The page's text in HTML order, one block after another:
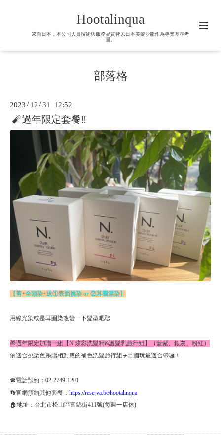
Hootalinqua
來自日本，本公司人員技術與服務品質皆以日本美髮沙龍作為專業基準考
量。
部落格
2023 / 12 /31 12:52
🧨過年限定套餐‼️
【剪+全頭染+送①表面挑染 or ②耳圈漂染】
用線光染或是耳圈染改變一下髮型吧🥰
🎁過年限定加贈一組【N.炫彩洗髮精&護髮乳旅行組】（藍紫、銀灰、粉紅）
依適合挑染色系贈相對應的補色洗髮旅行組✈️出國玩最適合帶囉！
☎電話預約：02-2749-1201
👣官網預約其他套餐： https://reserva.be/hootalinqua
🏠地址：台北市松山區富錦街411號(每週一店休)